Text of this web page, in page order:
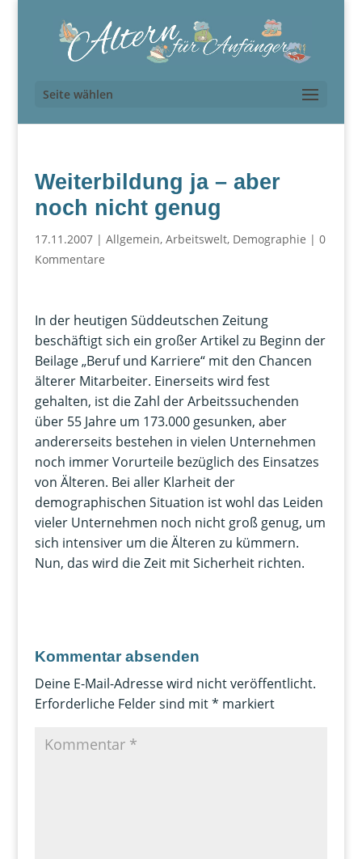
Seite wählen
Weiterbildung ja – aber
noch nicht genug
17.11.2007| Allgemein, Arbeitswelt, Demographie | 0
Kommentare
In der heutigen Süddeutschen Zeitung
beschäftigt sich ein großer Artikel zu Beginn der
Beilage „Beruf und Karriere“ mit den Chancen
älterer Mitarbeiter. Einerseits wird fest
gehalten, ist die Zahl der Arbeitssuchenden
über 55 Jahre um 173.000 gesunken, aber
andererseits bestehen in vielen Unternehmen
noch immer Vorurteile bezüglich des Einsatzes
von Älteren. Bei aller Klarheit der
demographischen Situation ist wohl das Leiden
vieler Unternehmen noch nicht groß genug, um
sich intensiver um die Älteren zu kümmern.
Nun, das wird die Zeit mit Sicherheit richten.
Kommentar absenden
Deine E-Mail-Adresse wird nicht veröffentlicht.
Erforderliche Felder sind mit* markiert